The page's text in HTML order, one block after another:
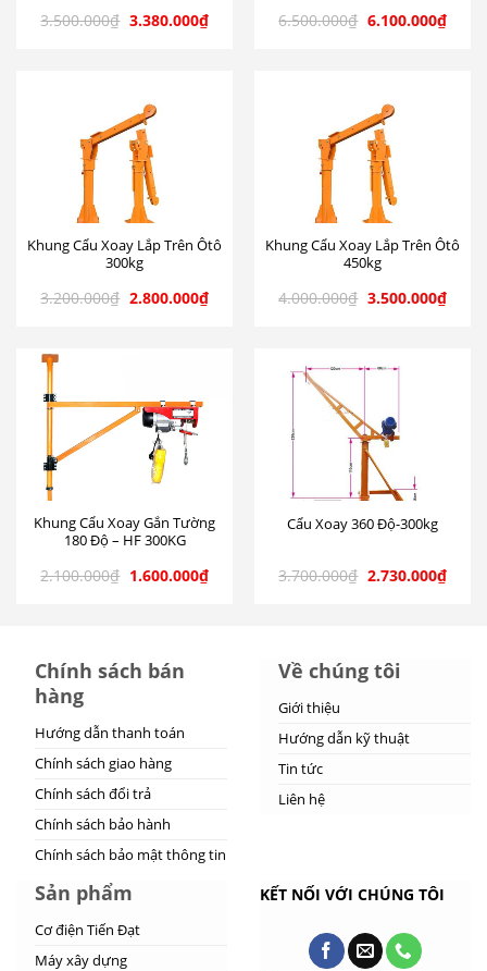
3.500.000₫ 3.380.000₫ 6.500.000₫ 6.100.000₫
Khung Cẩu Xoay Lắp Trên Ôtô
300kg
3.200.000₫ 2.800.000₫
Khung Cẩu Xoay Lắp Trên Ôtô
450kg
4.000.000₫ 3.500.000₫
Khung Cẩu Xoay Gắn Tường
180 Độ – HF 300KG
2.100.000₫ 1.600.000₫
Cẩu Xoay 360 Độ-300kg
3.700.000₫ 2.730.000₫
Chính sách bán
hàng
Hướng dẫn thanh toán
Chính sách giao hàng
Chính sách đổi trả
Chính sách bảo hành
Chính sách bảo mật thông tin
Về chúng tôi
Giới thiệu
Hướng dẫn kỹ thuật
Tin tức
Liên hệ
Sản phẩm
Cơ điện Tiến Đạt
Máy xây dựng
KẾT NỐI VỚI CHÚNG TÔI